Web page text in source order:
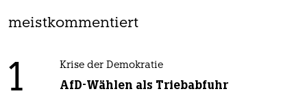
meistkommentiert
1 Krise der Demokratie
AfD-Wählen als Triebabfuhr